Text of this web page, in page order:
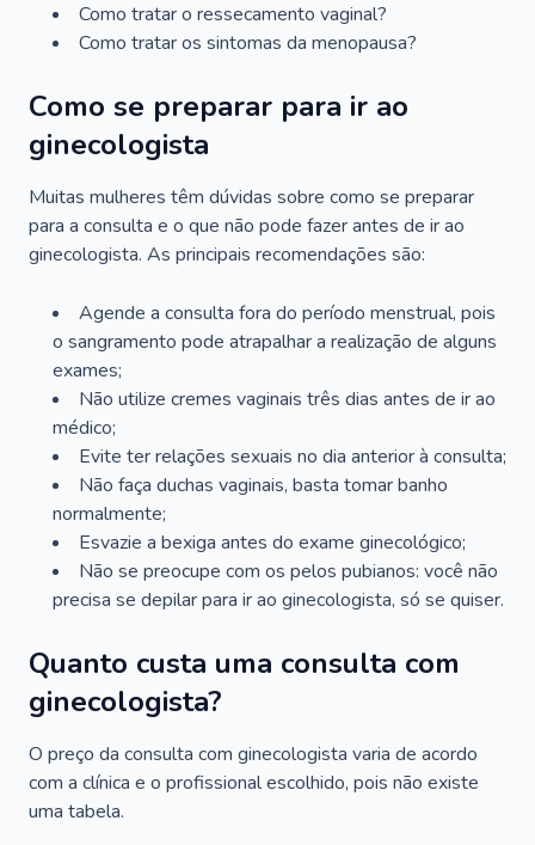
Como tratar o ressecamento vaginal?
Como tratar os sintomas da menopausa?
Como se preparar para ir ao
ginecologista
Muitas mulheres têm dúvidas sobre como se preparar
para a consulta e o que não pode fazer antes de ir ao
ginecologista. As principais recomendações são:
Agende a consulta fora do período menstrual, pois
o sangramento pode atrapalhar a realização de alguns
exames;
Não utilize cremes vaginais três dias antes de ir ao
médico;
Evite ter relações sexuais no dia anterior à consulta;
Não faça duchas vaginais, basta tomar banho
normalmente;
Esvazie a bexiga antes do exame ginecológico;
Não se preocupe com os pelos pubianos: você não
precisa se depilar para ir ao ginecologista, só se quiser.
Quanto custa uma consulta com
ginecologista?
O preço da consulta com ginecologista varia de acordo
com a clínica e o profissional escolhido, pois não existe
uma tabela.